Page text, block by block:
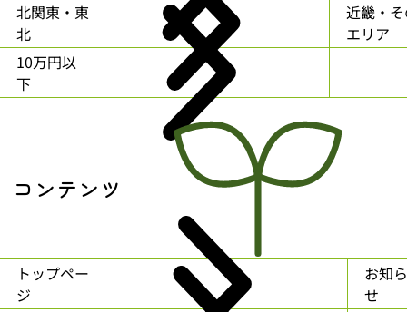
北関東・東
北
近畿・
エリア
10万円以
下
コンテンツ
トップペー
ジ
お知ら
せ